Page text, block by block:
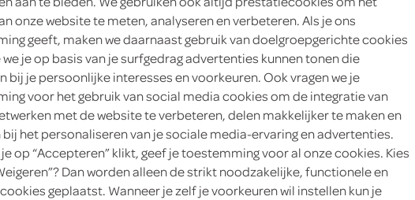
3 Stuks
Dit product is niet meer leverbaar vanuit SPAR of
Let op: aanbiedingen zijn niet zichtbaar bij de
verwerkt in de winkelmand.
luchtige rijstwafels met kaassmaak voor een
onze website te meten, analyseren en verbeteren. Als je ons
geeft, maken we daarnaast gebruik van doelgroepgerichte cookies
je op basis van je surfgedrag advertenties kunnen tonen die
bij je persoonlijke interesses en voorkeuren. Ook vragen we je
voor het gebruik van social media cookies om de integratie van
met de website te verbeteren, delen makkelijker te maken en
bij het personaliseren van je sociale media-ervaring en advertenties.
op “Accepteren” klikt, geef je toestemming voor al onze cookies. Kies
Dan worden alleen de strikt noodzakelijke, functionele en
geplaatst. Wanneer je zelf je voorkeuren wil instellen kun je